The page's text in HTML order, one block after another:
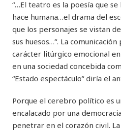
“…El teatro es la poesía que
hace humana…el drama del
que los personajes se vistan
sus huesos…”. La
carácter litúrgico emocional
en una sociedad concebida
“Estado espectáculo” diría el
Porque el cerebro político es
encalacado por una
penetrar en el corazón civil.